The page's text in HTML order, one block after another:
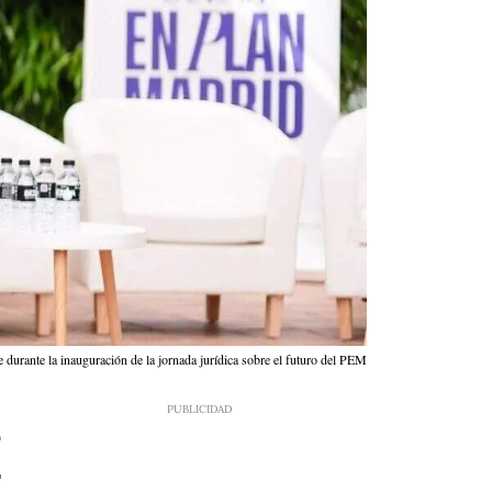
durante la inauguración de la jornada jurídica sobre el futuro del PEM